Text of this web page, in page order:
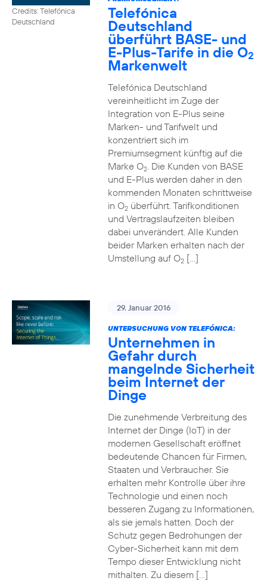
Credits: Telefónica
Deutschland
Telefónica
Deutschland
überführt BASE- und
E-Plus-Tarife in die O2
Markenwelt
Telefónica Deutschland
vereinheitlicht im Zuge der
Integration von E-Plus seine
Marken- und Tarifwelt und
konzentriert sich im
Premiumsegment künftig auf die
Marke O2. Die Kunden von BASE
und E-Plus werden daher in den
kommenden Monaten schrittweise
in O2überführt. Tarifkonditionen
und Vertragslaufzeiten bleiben
dabei unverändert. Alle Kunden
beider Marken erhalten nach der
Umstellung auf O2[…]
29. Januar 2016
UNTERSUCHUNG VON TELEFÓNICA:
Unternehmen in
Gefahr durch
mangelnde Sicherheit
beim Internet der
Dinge
Die zunehmende Verbreitung des
Internet der Dinge (IoT) in der
modernen Gesellschaft eröffnet
bedeutende Chancen für Firmen,
Staaten und Verbraucher. Sie
erhalten mehr Kontrolle über ihre
Technologie und einen noch
besseren Zugang zu Informationen,
als sie jemals hatten. Doch der
Schutz gegen Bedrohungen der
Cyber-Sicherheit kann mit dem
Tempo dieser Entwicklung nicht
mithalten. Zu diesem […]